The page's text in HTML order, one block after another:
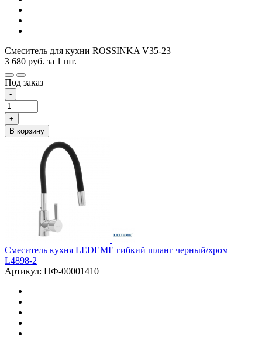
Смеситель для кухни ROSSINKA V35-23
3 680 руб. за 1 шт.
Под заказ
-
+
В корзину
Смеситель кухня LEDEME гибкий шланг черный/хром
L4898-2
Артикул: НФ-00001410